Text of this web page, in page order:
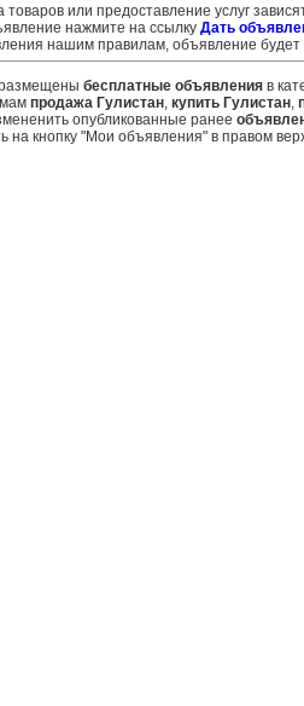
или предоставление услуг
нажмите на ссылку Дать
нашим правилам, объявление будет
бесплатные объявленияв
продажа Гулистан, купить Гулистан,
опубликованные ранее
на кнопку "Мои объявления" в правом